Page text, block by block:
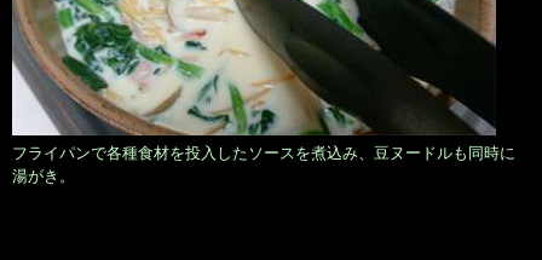
フライパンで各種食材を投入したソースを煮込み、豆ヌードルも同時に
湯がき。